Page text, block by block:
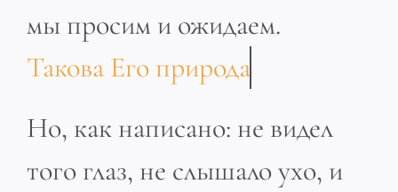
мы просим и ожидаем.
Но, как написано: не видел
того глаз, не слышало ухо, и
не приходило то на сердце